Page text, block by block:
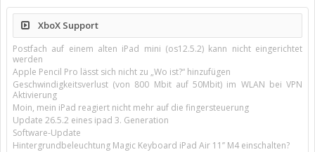
XboX Support
Postfach auf einem alten iPad mini (os12.5.2) kann nicht eingerichtet
werden
Apple Pencil Pro lässt sich nicht zu „Wo ist?“ hinzufügen
Geschwindigkeitsverlust (von 800 Mbit auf 50Mbit) im WLAN bei VPN
Aktivierung
Moin, mein iPad reagiert nicht mehr auf die fingersteuerung
Update 26.5.2 eines ipad 3. Generation
Software-Update
Hintergrundbeleuchtung Magic Keyboard iPad Air 11’’ M4 einschalten?